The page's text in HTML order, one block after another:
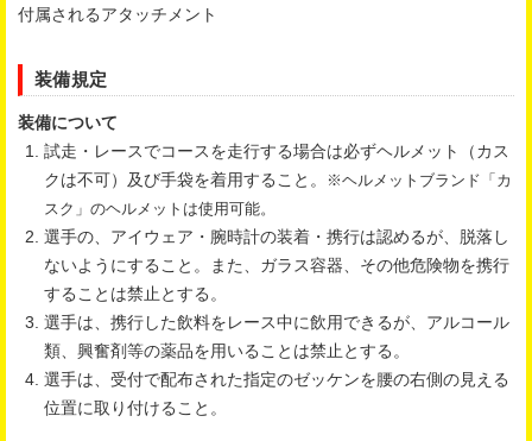
付属されるアタッチメント
装備規定
装備について
試走・レースでコースを走行する場合は必ずヘルメット（カス
クは不可）及び手袋を着用すること。
※ヘルメットブランド「カ
スク」のヘルメットは使用可能。
選手の、アイウェア・腕時計の装着・携行は認めるが、脱落し
ないようにすること。また、ガラス容器、その他危険物を携行
することは禁止とする。
選手は、携行した飲料をレース中に飲用できるが、アルコール
類、興奮剤等の薬品を用いることは禁止とする。
選手は、受付で配布された指定のゼッケンを腰の右側の見える
位置に取り付けること。